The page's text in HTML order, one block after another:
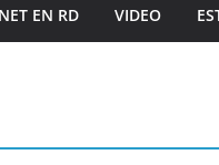
EN RD VIDEO